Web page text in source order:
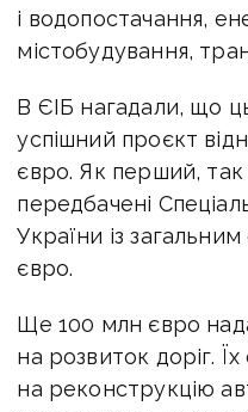
і водопостачання,
містобудування,
В ЄІБ нагадали, що
успішний проєкт
євро. Як перший, так
передбачені
України із
євро.
Ще 100 млн євро
на розвиток доріг.
на реконструкцію